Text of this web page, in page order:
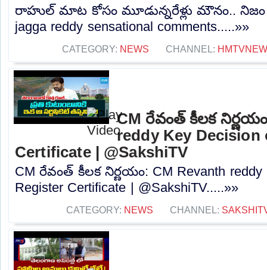
రాహుల్ మాట కోసం మూడున్నరేళ్లు మౌనం.. నిజం
jagga reddy sensational comments.....»»
CATEGORY: NEWS CHANNEL:
CM రేవంత్ కీలక
reddy Key Decision
Certificate | @SakshiTV
CM రేవంత్ కీలక నిర్ణయం: CM Revanth reddy
Register Certificate | @SakshiTV.....»»
CATEGORY: NEWS CHANNEL: